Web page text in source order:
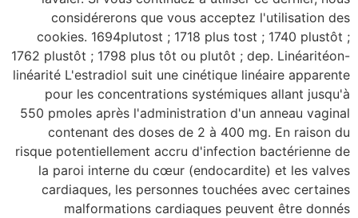
considérerons que vous acceptez l'utilisation des
cookies. 1694plutost ; 1718 plus tost ; 1740 plustôt ;
1762 plustôt ; 1798 plus tôt ou plutôt ; dep. Linéaritéon-
linéarité L'estradiol suit une cinétique linéaire apparente
pour les concentrations systémiques allant jusqu'à
550 pmoles après l'administration d'un anneau vaginal
contenant des doses de 2 à 400 mg. En raison du
risque potentiellement accru d'infection bactérienne de
la paroi interne du cœur (endocardite) et les valves
cardiaques, les personnes touchées avec certaines
malformations cardiaques peuvent être donnés